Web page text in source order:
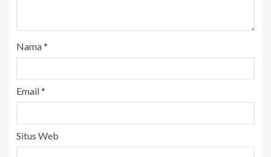
Nama*
Email*
Situs Web